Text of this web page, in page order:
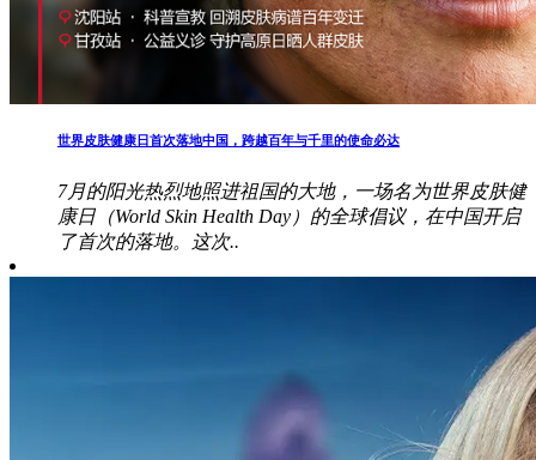
世界皮肤健康日首次落地中国，跨越百年与千里的使命必达
7月的阳光热烈地照进祖国的大地，一场名为世界皮肤健
康日（World Skin Health Day）的全球倡议，在中国开启
了首次的落地。这次..